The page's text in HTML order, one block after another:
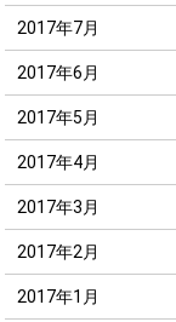
2017年7月
2017年6月
2017年5月
2017年4月
2017年3月
2017年2月
2017年1月